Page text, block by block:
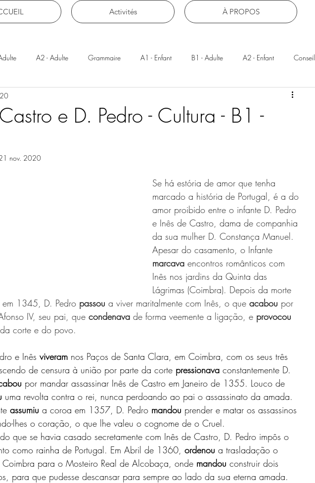
Activités À PROPOS
A2 - Adulte Grammaire A1 - Enfant B1 - Adulte A2 - Enfant Conseil
e D. Pedro - Cultura - B1 -
nov. 2020
Se há estória de amor que tenha
marcado a história de Portugal, é a do
amor proibido entre o infante D. Pedro
e Inês de Castro, dama de companhia
da sua mulher D. Constança Manuel.
Apesar do casamento, o Infante
marcava encontros românticos com
Inês nos jardins da Quinta das
Lágrimas (Coimbra). Depois da morte
1345, D. Pedro passou a viver maritalmente com Inês, o que acabou por
IV, seu pai, que condenava de forma veemente a ligação, e provocou
corte e do povo.
e Inês viveram nos Paços de Santa Clara, em Coimbra, com os seus três
de censura à união por parte da corte pressionava constantemente D.
por mandar assassinar Inês de Castro em Janeiro de 1355. Louco de
uma revolta contra o rei, nunca perdoando ao pai o assassinato da amada.
assumiu a coroa em 1357, D. Pedro mandou prender e matar os assassinos
lhes o coração, o que lhe valeu o cognome de o Cruel.
que se havia casado secretamente com Inês de Castro, D. Pedro impôs o
como rainha de Portugal. Em Abril de 1360, ordenou a trasladação o
para o Mosteiro Real de Alcobaça, onde mandou construir dois
para que pudesse descansar para sempre ao lado da sua eterna amada.